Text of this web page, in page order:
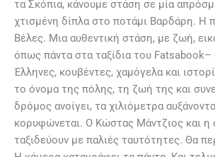
τα Σκόπια, κάνουμε στάση σε μία
χτισμένη δίπλα στο ποτάμι Βαρδάρη. Η
Βέλες. Μια αυθεντική στάση, με ζωή,
όπως πάντα στα ταξίδια του Fatsabook–
Έλληνες, κουβέντες, χαμόγελα και
το όνομα της πόλης, τη ζωή της και
δρόμος ανοίγει, τα χιλιόμετρα
κορυφώνεται. Ο Κώστας Μάντζιος και η
ταξιδεύουν με παλιές ταυτότητες. Θα